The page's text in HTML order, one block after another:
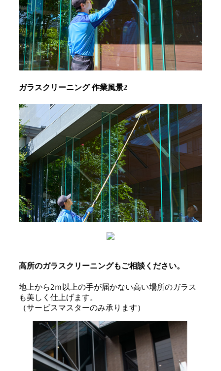
ガラスクリーニング 作業風景2
高所のガラスクリーニングもご相談ください。
地上から2ｍ以上の手が届かない高い場所のガラス
も美しく仕上げます。
（サービスマスターのみ承ります）